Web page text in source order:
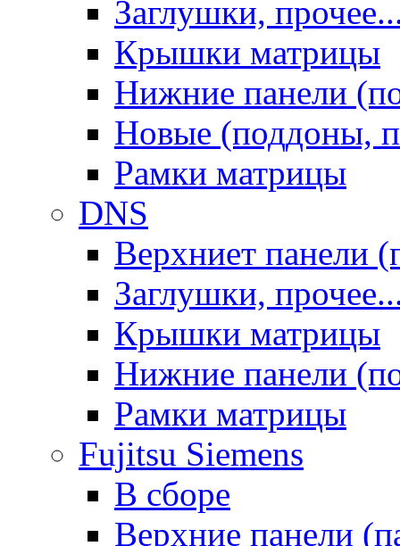
Заглушки,
Крышки матрицы
Нижние панели
Новые (поддоны,
Рамки матрицы
DNS
Верхниет панели
Заглушки,
Крышки матрицы
Нижние панели
Рамки матрицы
Fujitsu Siemens
В сборе
Верхние панели